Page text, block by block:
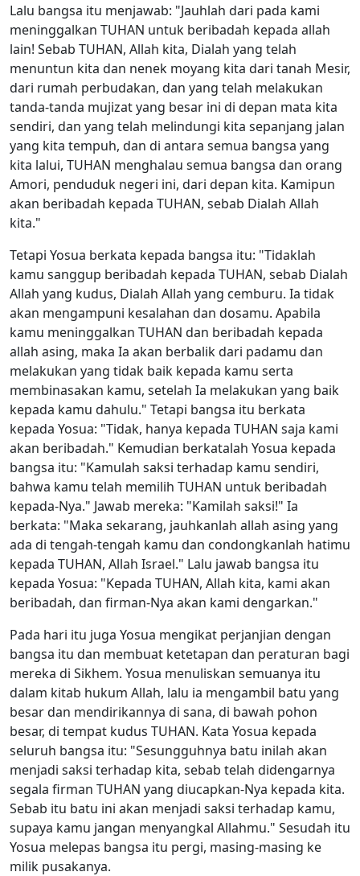
Lalu bangsa itu menjawab: "Jauhlah dari pada kami
meninggalkan TUHAN untuk beribadah kepada allah
lain! Sebab TUHAN, Allah kita, Dialah yang telah
menuntun kita dan nenek moyang kita dari tanah Mesir,
dari rumah perbudakan, dan yang telah melakukan
tanda-tanda mujizat yang besar ini di depan mata kita
sendiri, dan yang telah melindungi kita sepanjang jalan
yang kita tempuh, dan di antara semua bangsa yang
kita lalui, TUHAN menghalau semua bangsa dan orang
Amori, penduduk negeri ini, dari depan kita. Kamipun
akan beribadah kepada TUHAN, sebab Dialah Allah
kita."
Tetapi Yosua berkata kepada bangsa itu: "Tidaklah
kamu sanggup beribadah kepada TUHAN, sebab Dialah
Allah yang kudus, Dialah Allah yang cemburu. Ia tidak
akan mengampuni kesalahan dan dosamu. Apabila
kamu meninggalkan TUHAN dan beribadah kepada
allah asing, maka Ia akan berbalik dari padamu dan
melakukan yang tidak baik kepada kamu serta
membinasakan kamu, setelah Ia melakukan yang baik
kepada kamu dahulu." Tetapi bangsa itu berkata
kepada Yosua: "Tidak, hanya kepada TUHAN saja kami
akan beribadah." Kemudian berkatalah Yosua kepada
bangsa itu: "Kamulah saksi terhadap kamu sendiri,
bahwa kamu telah memilih TUHAN untuk beribadah
kepada-Nya." Jawab mereka: "Kamilah saksi!" Ia
berkata: "Maka sekarang, jauhkanlah allah asing yang
ada di tengah-tengah kamu dan condongkanlah hatimu
kepada TUHAN, Allah Israel." Lalu jawab bangsa itu
kepada Yosua: "Kepada TUHAN, Allah kita, kami akan
beribadah, dan firman-Nya akan kami dengarkan."
Pada hari itu juga Yosua mengikat perjanjian dengan
bangsa itu dan membuat ketetapan dan peraturan bagi
mereka di Sikhem. Yosua menuliskan semuanya itu
dalam kitab hukum Allah, lalu ia mengambil batu yang
besar dan mendirikannya di sana, di bawah pohon
besar, di tempat kudus TUHAN. Kata Yosua kepada
seluruh bangsa itu: "Sesungguhnya batu inilah akan
menjadi saksi terhadap kita, sebab telah didengarnya
segala firman TUHAN yang diucapkan-Nya kepada kita.
Sebab itu batu ini akan menjadi saksi terhadap kamu,
supaya kamu jangan menyangkal Allahmu." Sesudah itu
Yosua melepas bangsa itu pergi, masing-masing ke
milik pusakanya.